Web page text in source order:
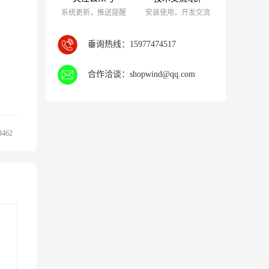
系统更新，推送提醒 安装使用，开发交流
垂询热线： 15977474517
合作洽谈： shopwind@qq.com